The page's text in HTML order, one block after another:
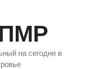
на сегодня в